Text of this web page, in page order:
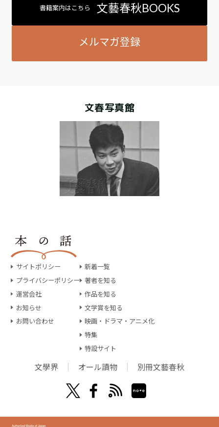
書籍案内はこちら 文藝春秋BOOKS
メルマガ登録
文春写真館
サイトポリシー
プライバシーポリシー
運営会社
お知らせ
お問い合わせ
新着一覧
著者を知る
作品を知る
文学賞を知る
映画・ドラマ・アニメ化
特集
特設サイト
文學界 オール讀物 別冊文藝春秋